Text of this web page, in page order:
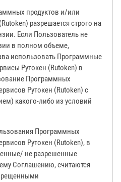
продуктов и/или
разрешается строго на
Если Пользователь не
в полном объеме,
использовать Программные
Рутокен (Rutoken) в
Программных
Рутокен (Rutoken) с
какого-либо из условий
Программных
Рутокен (Rutoken), в
не разрешенные
Соглашению, считаются